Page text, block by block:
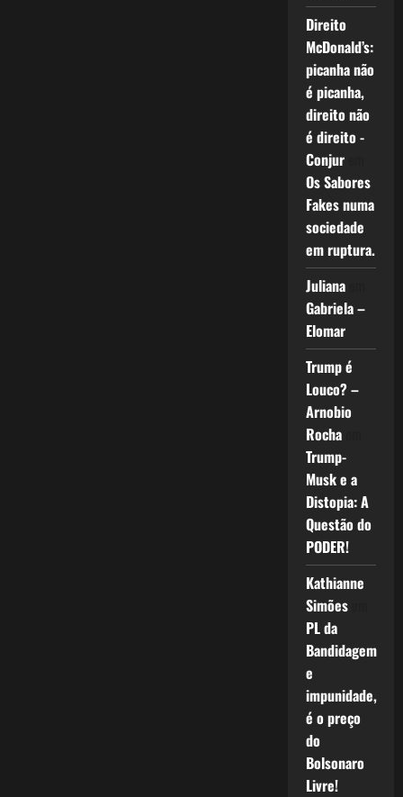
Direito
McDonald’s:
picanha não
é picanha,
direito não
é direito -
Conjurem
Os Sabores
Fakes numa
sociedade
em ruptura.
Julianaem
Gabriela –
Elomar
Trump é
Louco? –
Arnobio
Rochaem
Trump-
Musk e a
Distopia: A
Questão do
PODER!
Kathianne
Simõesem
PL da
Bandidagem
e
impunidade,
é o preço
do
Bolsonaro
Livre!